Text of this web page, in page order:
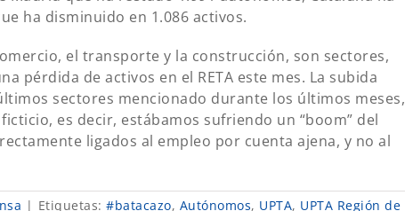
ha disminuido en 1.086 activos.
el transporte y la construcción, son sectores,
pérdida de activos en el RETA este mes. La subida
sectores mencionado durante los últimos meses,
es decir, estábamos sufriendo un “boom” del
ligados al empleo por cuenta ajena, y no al
| Etiquetas: #batacazo, Autónomos, UPTA, UPTA Región de